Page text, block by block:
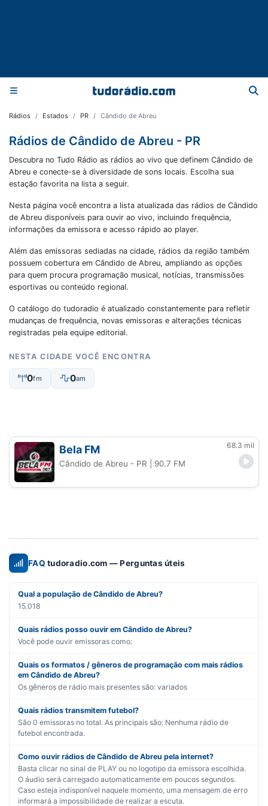
Rádios Estados PR Cândido de Abreu
Rádios de Cândido de Abreu - PR
Descubra no Tudo Rádio as rádios ao vivo que definem Cândido de
Abreu e conecte-se à diversidade de sons locais. Escolha sua
estação favorita na lista a seguir.
Nesta página você encontra a lista atualizada das rádios de Cândido
de Abreu disponíveis para ouvir ao vivo, incluindo frequência,
informações da emissora e acesso rápido ao player.
Além das emissoras sediadas na cidade, rádios da região também
possuem cobertura em Cândido de Abreu, ampliando as opções
para quem procura programação musical, notícias, transmissões
esportivas ou conteúdo regional.
O catálogo do tudoradio é atualizado constantemente para refletir
mudanças de frequência, novas emissoras e alterações técnicas
registradas pela equipe editorial.
NESTA CIDADE VOCÊ ENCONTRA
0fm 0am
Bela FM 68.3 mil
Cândido de Abreu - PR | 90.7 FM
FAQ tudoradio.com — Perguntas úteis
Qual a população de Cândido de Abreu?
15.018
Quais rádios posso ouvir em Cândido de Abreu?
Você pode ouvir emissoras como:
Quais os formatos / gêneros de programação com mais rádios
em Cândido de Abreu?
Os gêneros de rádio mais presentes são: variados
Quais rádios transmitem futebol?
São 0 emissoras no total. As principais são: Nenhuma rádio de
futebol encontrada.
Como ouvir rádios de Cândido de Abreu pela internet?
Basta clicar no sinal de PLAY ou no logotipo da emissora escolhida.
O áudio será carregado automaticamente em poucos segundos.
Caso esteja indisponível naquele momento, uma mensagem de erro
informará a impossibilidade de realizar a escuta.